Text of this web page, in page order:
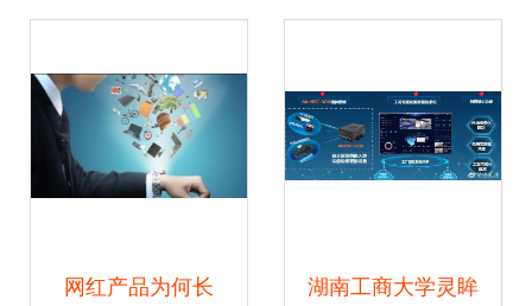
网红产品为何长 湖南工商大学灵眸